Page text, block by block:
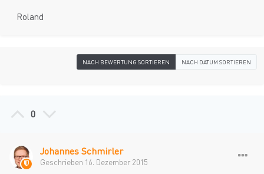
Roland
NACH BEWERTUNG SORTIEREN NACH DATUM SORTIEREN
0
Johannes Schmirler
Geschrieben 16. Dezember 2015